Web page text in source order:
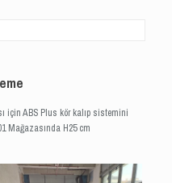
için ABS Plus kör kalıp sistemini
Mağazasında H25 cm